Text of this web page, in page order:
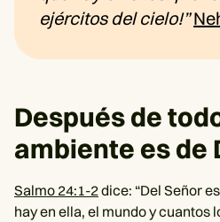
ejércitos del cielo!”
Después de
ambiente es de
Salmo 24:1-2dice: “Del Señor
hay en ella, el mundo y cuantos